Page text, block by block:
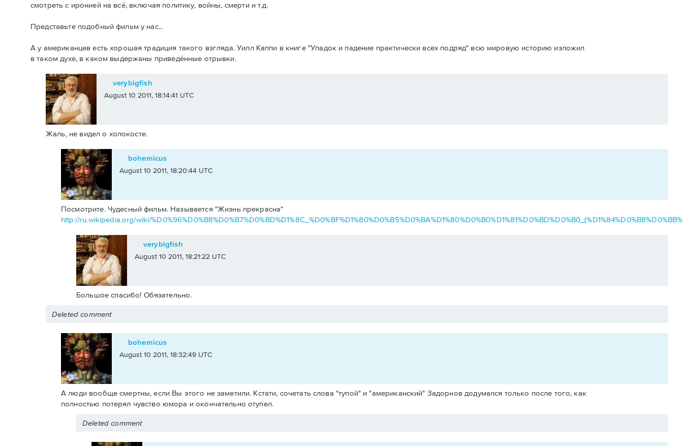
смотреть с иронией на всё, включая политику, войны, смерти и т.д.
Представьте подобный фильм у нас...
А у американцев есть хорошая традиция такого взгляда. Уилл Каппи в книге "Упадок и падение практически всех подряд" всю мировую историю изложил
в таком духе, в каком выдержаны приведённые отрывки.
verybigfish
August 10 2011, 18:14:41 UTC
Жаль, не видел о холокосте.
bohemicus
August 10 2011, 18:20:44 UTC
Посмотрите. Чудесный фильм. Называется "Жизнь прекрасна"
http://ru.wikipedia.org/wiki/
verybigfish
August 10 2011, 18:21:22 UTC
Большое спасибо! Обязательно.
Deleted comment
bohemicus
August 10 2011, 18:32:49 UTC
А люди вообще смертны, если Вы этого не заметили. Кстати, сочетать слова "тупой" и "американский" Задорнов додумался только после того, как
полностью потерял чувство юмора и окончательно отупел.
Deleted comment